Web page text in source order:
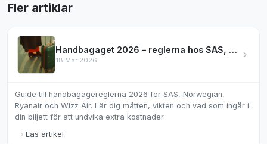
Fler artiklar
Handbagaget 2026 – reglerna hos SAS, Norwegian & mer
18 Mar 2026
Guide till handbagagereglerna 2026 för SAS, Norwegian,
Ryanair och Wizz Air. Lär dig måtten, vikten och vad som ingår i
din biljett för att undvika extra kostnader.
Läs artikel